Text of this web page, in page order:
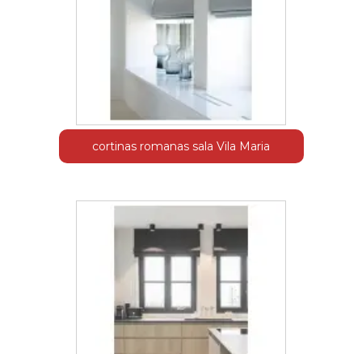
cortinas romanas sala Vila Maria